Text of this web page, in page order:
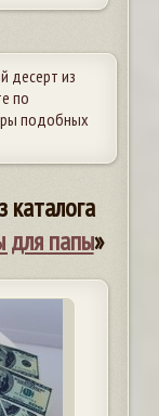
десерт из
по
подобных
каталога
для папы»